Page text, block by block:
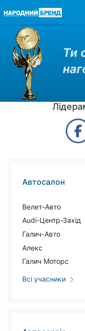
Ти
Автосалон
Велет-Авто
Audi-Центр-Захід
Галич-Авто
Алекс
Галич Моторс
Всі учасники